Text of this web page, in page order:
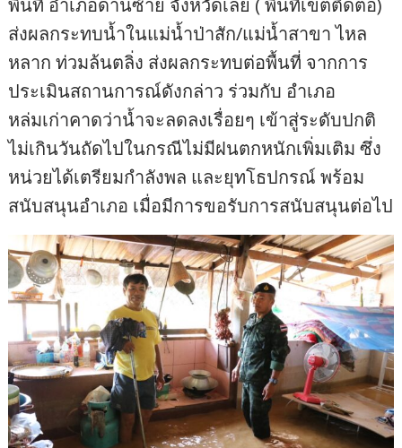
ส่งผลกระทบน้ำในแม่น้ำป่าสัก/แม่น้ำสาขา ไหล
หลาก ท่วมล้นตลิ่ง ส่งผลกระทบต่อพื้นที่ จากการ
ประเมินสถานการณ์ดังกล่าว ร่วมกับ อำเภอ
หล่มเก่าคาดว่าน้ำจะลดลงเรื่อยๆ เข้าสู่ระดับปกติ
ไม่เกินวันถัดไปในกรณีไม่มีฝนตกหนักเพิ่มเติม ซึ่ง
หน่วยได้เตรียมกำลังพล และยุทโธปกรณ์ พร้อม
สนับสนุนอำเภอ เมื่อมีการขอรับการสนับสนุนต่อไป